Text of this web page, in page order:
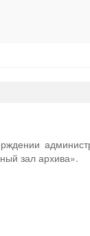
зал архива».